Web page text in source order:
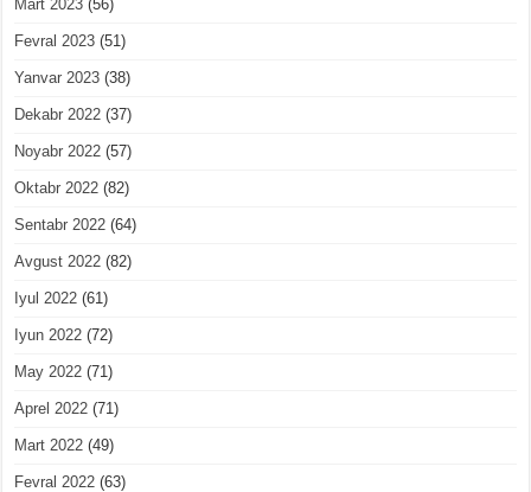
Mart 2023 (56)
Fevral 2023 (51)
Yanvar 2023 (38)
Dekabr 2022 (37)
Noyabr 2022 (57)
Oktabr 2022 (82)
Sentabr 2022 (64)
Avgust 2022 (82)
Iyul 2022 (61)
Iyun 2022 (72)
May 2022 (71)
Aprel 2022 (71)
Mart 2022 (49)
Fevral 2022 (63)